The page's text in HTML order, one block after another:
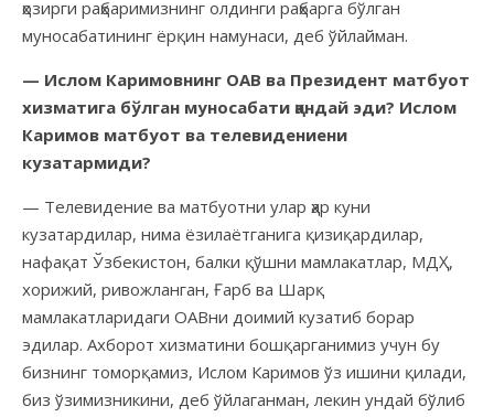
ҳозирги раҳбаримизнинг олдинги раҳбарга бўлган
муносабатининг ёрқин намунаси, деб ўйлайман.
— Ислом Каримовнинг ОАВ ва Президент матбуот
хизматига бўлган муносабати қандай эди? Ислом
Каримов матбуот ва телевидениени
кузатармиди?
— Телевидение ва матбуотни улар ҳар куни
кузатардилар, нима ёзилаётганига қизиқардилар,
нафақат Ўзбекистон, балки қўшни мамлакатлар, МДҲ,
хорижий, ривожланган, Ғарб ва Шарқ
мамлакатларидаги ОАВни доимий кузатиб борар
эдилар. Ахборот хизматини бошқарганимиз учун бу
бизнинг томорқамиз, Ислом Каримов ўз ишини қилади,
биз ўзимизникини, деб ўйлаганман, лекин ундай бўлиб